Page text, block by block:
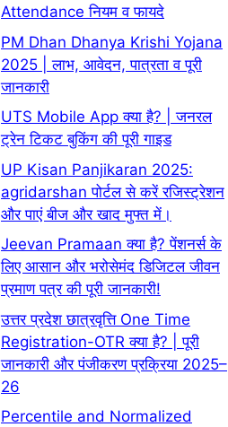
Attendance नियम व फायदे
PM Dhan Dhanya Krishi Yojana
2025 | लाभ, आवेदन, पात्रता व पूरी
जानकारी
UTS Mobile App क्या है? | जनरल
ट्रेन टिकट बुकिंग की पूरी गाइड
UP Kisan Panjikaran 2025:
agridarshan पोर्टल से करें रजिस्ट्रेशन
और पाएं बीज और खाद मुफ्त में।
Jeevan Pramaan क्या है? पेंशनर्स के
लिए आसान और भरोसेमंद डिजिटल जीवन
प्रमाण पत्र की पूरी जानकारी!
उत्तर प्रदेश छात्रवृत्ति One Time
Registration-OTR क्या है? | पूरी
जानकारी और पंजीकरण प्रक्रिया 2025–
26
Percentile and Normalized